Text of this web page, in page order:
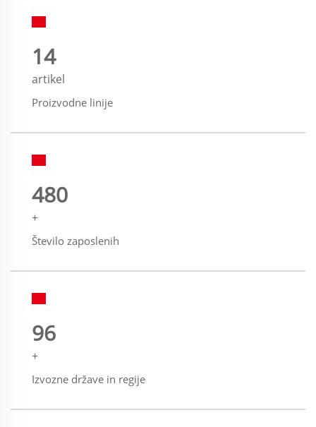
15
artikel
Proizvodne linije
500
+
Število zaposlenih
100
+
Izvozne države in regije